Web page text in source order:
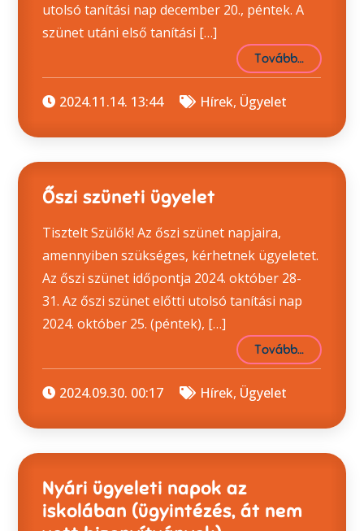
utolsó tanítási nap december 20., péntek. A
szünet utáni első tanítási […]
Tovább…
2024.11.14. 13:44 Hírek, Ügyelet
Őszi szüneti ügyelet
Tisztelt Szülők! Az őszi szünet napjaira,
amennyiben szükséges, kérhetnek ügyeletet.
Az őszi szünet időpontja 2024. október 28-
31. Az őszi szünet előtti utolsó tanítási nap
2024. október 25. (péntek), […]
Tovább…
2024.09.30. 00:17 Hírek, Ügyelet
Nyári ügyeleti napok az
iskolában (ügyintézés, át nem